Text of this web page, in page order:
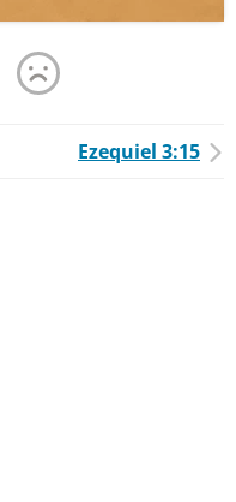
Ezequiel 3:15